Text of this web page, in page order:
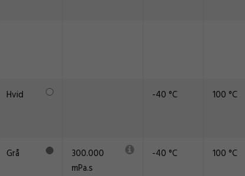
Hvid -40 °C 100 °C
Grå
300.000
mPa.s
-40 °C 100 °C